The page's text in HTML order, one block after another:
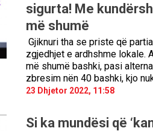
sigurta! Me
më shumë
Gjiknuri tha se priste që
zgjedhjet e ardhshme lokale.
më shumë bashki, pasi
zbresim nën 40 bashki, kjo
23 Dhjetor 2022, 11:58
Si ka mundësi që